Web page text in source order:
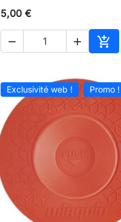
5,00 €
  
Exclusivité web ! Promo !